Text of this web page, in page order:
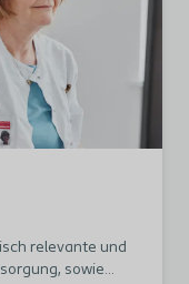
relevante und
sowie